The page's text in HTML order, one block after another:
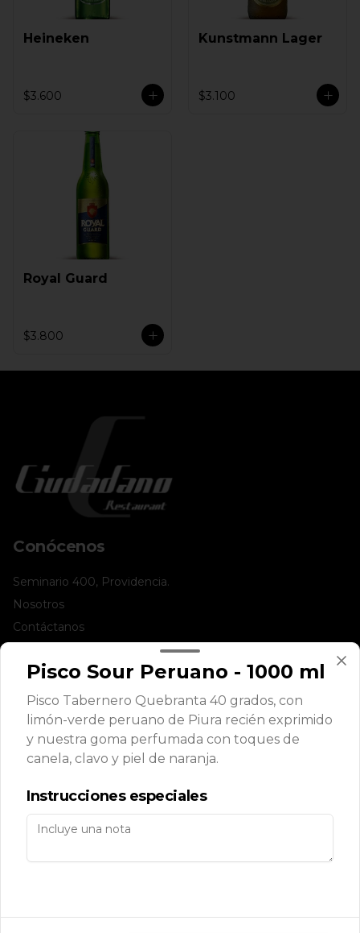
Heineken
$3.600
Kunstmann Lager
$3.100
Royal Guard
$3.800
Conócenos
Seminario 400, Providencia.
Nosotros
Contáctanos
Política de privacidad
Redes sociales
Instagram
Facebook
Mi cuenta
Iniciar sesión
Pisco Sour Peruano - 1000 ml
Pisco Tabernero Quebranta 40 grados, con
limón-verde peruano de Piura recién exprimido
y nuestra goma perfumada con toques de
canela, clavo y piel de naranja.
Instrucciones especiales